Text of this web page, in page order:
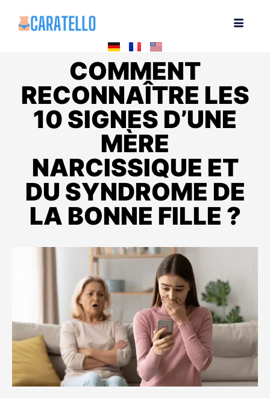
COMMENT
RECONNAÎTRE LES
10 SIGNES D’UNE
MÈRE
NARCISSIQUE ET
DU SYNDROME DE
LA BONNE FILLE ?